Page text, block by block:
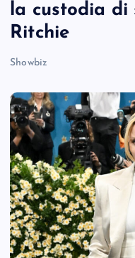
la custodia di
Ritchie
Showbiz